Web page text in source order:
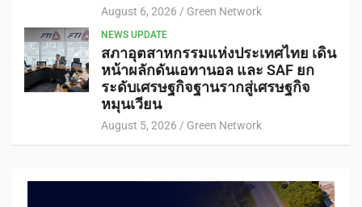
August 6, 2026 Green Network
NEWS UPDATE
สภาอุตสาหกรรมแห่งประเทศไทย เดิน
หน้าผลักดันเอทานอล และ SAF ยก
ระดับเศรษฐกิจฐานรากสู่เศรษฐกิจ
หมุนเวียน
August 5, 2026 Green Network